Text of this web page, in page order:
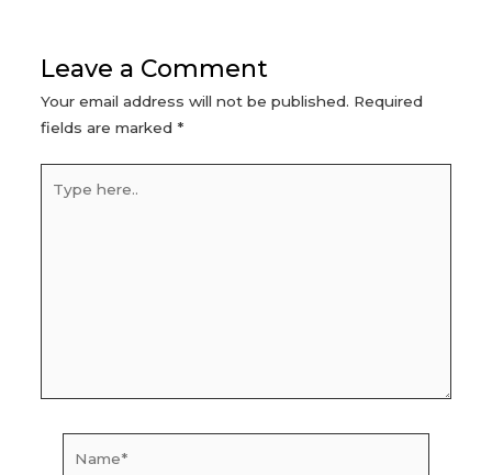
Leave a Comment
Your email address will not be published. Required
fields are marked *
here..